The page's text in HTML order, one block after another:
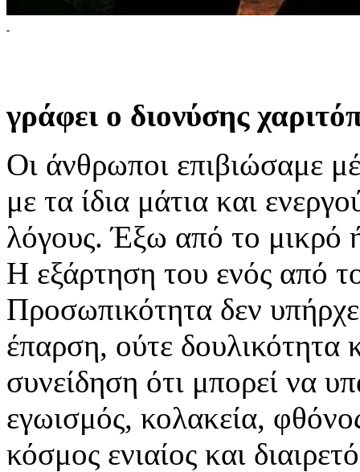
γράφει ο διονύσης
Οι άνθρωποι επιβιώσαμε
με τα ίδια μάτια και
λόγους. Έξω από το μικρό
Η εξάρτηση του ενός από
Προσωπικότητα δεν
έπαρση, ούτε δουλικότητα
συνείδηση ότι μπορεί να
εγωισμός, κολακεία,
κόσμος ενιαίος και